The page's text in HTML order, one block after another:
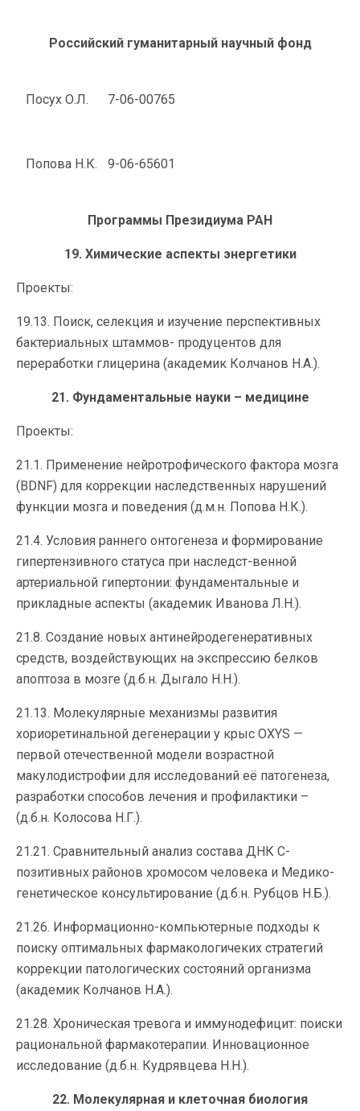
Российский гуманитарный научный фонд
Посух О.Л. 7-06-00765
Попова Н.К. 9-06-65601
Программы Президиума РАН
19. Химические аспекты энергетики
Проекты:
19.13. Поиск, селекция и изучение перспективных
бактериальных штаммов- продуцентов для
переработки глицерина (академик Колчанов Н.А.).
21. Фундаментальные науки – медицине
Проекты:
21.1. Применение нейротрофического фактора мозга
(BDNF) для коррекции наследственных нарушений
функции мозга и поведения (д.м.н. Попова Н.К.).
21.4. Условия раннего онтогенеза и формирование
гипертензивного статуса при наследст-венной
артериальной гипертонии: фундаментальные и
прикладные аспекты (академик Иванова Л.Н.).
21.8. Создание новых антинейродегенеративных
средств, воздействующих на экспрессию белков
апоптоза в мозге (д.б.н. Дыгало Н.Н.).
21.13. Молекулярные механизмы развития
хориоретинальной дегенерации у крыс OXYS —
первой отечественной модели возрастной
макулодистрофии для исследований её патогенеза,
разработки способов лечения и профилактики –
(д.б.н. Колосова Н.Г.).
21.21. Сравнительный анализ состава ДНК С-
позитивных районов хромосом человека и Медико-
генетическое консультирование (д.б.н. Рубцов Н.Б.).
21.26. Информационно-компьютерные подходы к
поиску оптимальных фармакологичеких стратегий
коррекции патологических состояний организма
(академик Колчанов Н.А.).
21.28. Хроническая тревога и иммунодефицит: поиски
рациональной фармакотерапии. Инновационное
исследование (д.б.н. Кудрявцева Н.Н.).
22. Молекулярная и клеточная биология